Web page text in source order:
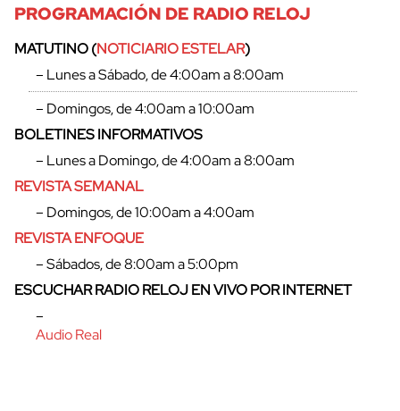
cerrar
PROGRAMACIÓN DE RADIO RELOJ
MATUTINO (NOTICIARIO ESTELAR)
– Lunes a Sábado, de 4:00am a 8:00am
– Domingos, de 4:00am a 10:00am
BOLETINES INFORMATIVOS
– Lunes a Domingo, de 4:00am a 8:00am
REVISTA SEMANAL
– Domingos, de 10:00am a 4:00am
REVISTA ENFOQUE
– Sábados, de 8:00am a 5:00pm
ESCUCHAR RADIO RELOJ EN VIVO POR INTERNET
–
Audio Real